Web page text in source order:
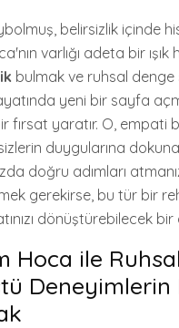
belirsizlik içinde
varlığı adeta bir ışık
bulmak ve ruhsal
yeni bir sayfa
fırsat yaratır. O, empati
duygularına
doğru adımları
gerekirse, bu tür bir
dönüştürebilecek bir
Hoca ile
Deneyimlerin